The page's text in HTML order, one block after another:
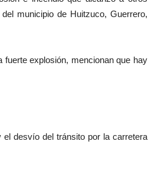
municipio de Huitzuco, Guerrero,
explosión, mencionan que hay
desvío del tránsito por la carretera